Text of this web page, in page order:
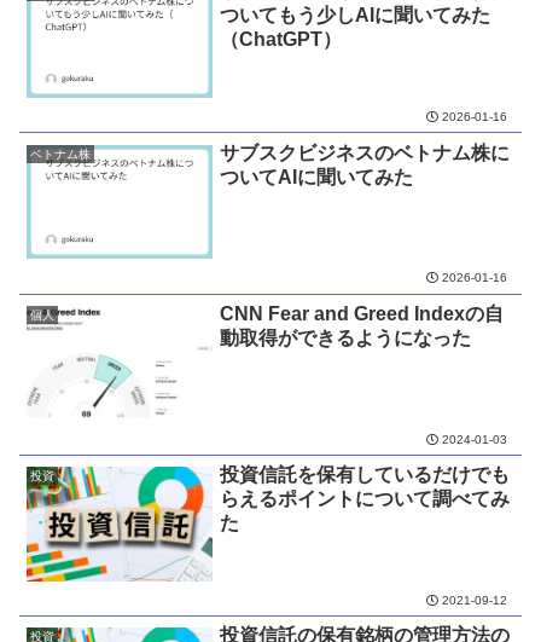
ついてもう少しAIに聞いてみた
（ChatGPT）
2026-01-16
ベトナム株
サブスクビジネスのベトナム株に
ついてAIに聞いてみた
2026-01-16
個人
CNN Fear and Greed Indexの自
動取得ができるようになった
2024-01-03
投資
投資信託を保有しているだけでも
らえるポイントについて調べてみ
た
2021-09-12
投資
投資信託の保有銘柄の管理方法の